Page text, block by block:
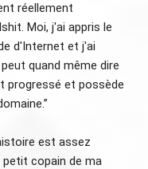
réellement
Moi, j'ai appris le
d'Internet et j'ai
quand même dire
progressé et possède
est assez
copain de ma